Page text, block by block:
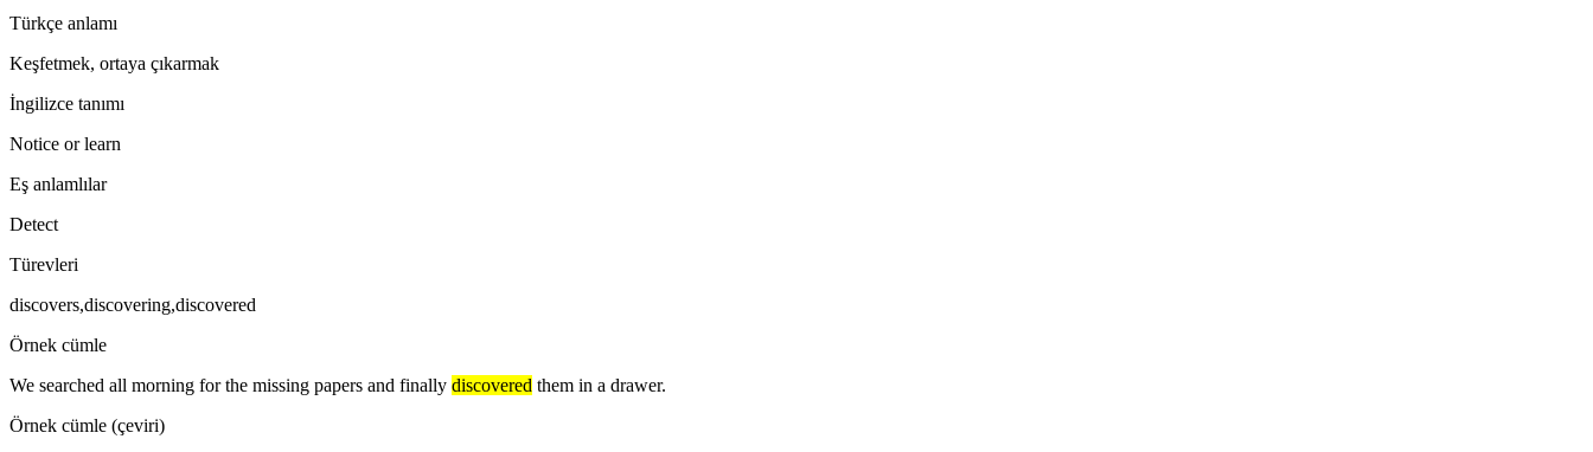
Türkçe anlamı
Keşfetmek, ortaya çıkarmak
İngilizce tanımı
Notice or learn
Eş anlamlılar
Detect
Türevleri
discovers,discovering,discovered
Örnek cümle
We searched all morning for the missing papers and finally discovered them in a drawer.
Örnek cümle (çeviri)